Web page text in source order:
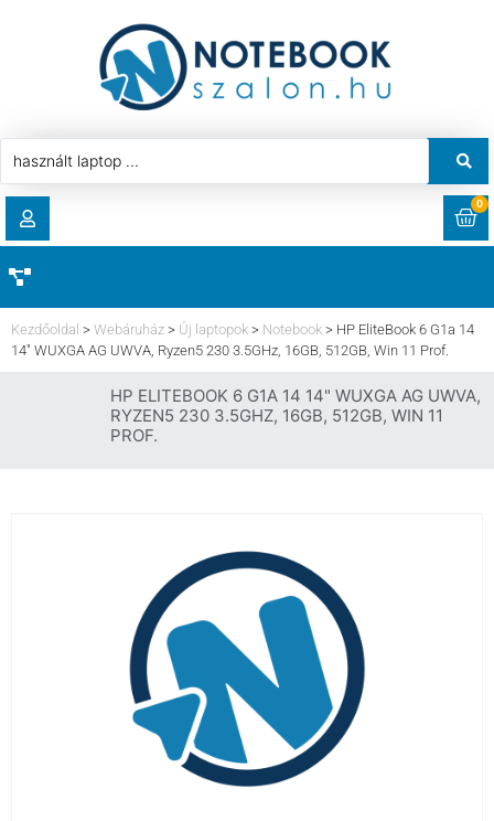
LETÖLTÉSEK
0
HASZNÁLT LAPTOP
AKCIÓ
KOMPONENS
LAPTOP SZERVIZ
Kezdőoldal > Webáruház > Új laptopok > Notebook > HP EliteBook 6 G1a 14
14″ WUXGA AG UWVA, Ryzen5 230 3.5GHz, 16GB, 512GB, Win 11 Prof.
HP ELITEBOOK 6 G1A 14 14" WUXGA AG UWVA,
RYZEN5 230 3.5GHZ, 16GB, 512GB, WIN 11
PROF.